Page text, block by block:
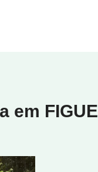
em